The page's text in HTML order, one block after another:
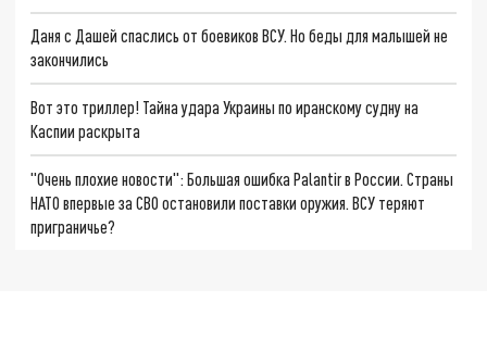
Даня с Дашей спаслись от боевиков ВСУ. Но беды для малышей не
закончились
Вот это триллер! Тайна удара Украины по иранскому судну на
Каспии раскрыта
"Очень плохие новости": Большая ошибка Palantir в России. Страны
НАТО впервые за СВО остановили поставки оружия. ВСУ теряют
приграничье?